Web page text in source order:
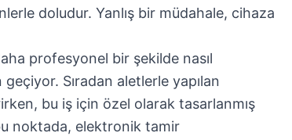
doludur. Yanlış bir müdahale, cihaza
profesyonel bir şekilde nasıl
Sıradan aletlerle yapılan
bu iş için özel olarak tasarlanmış
noktada, elektronik tamir